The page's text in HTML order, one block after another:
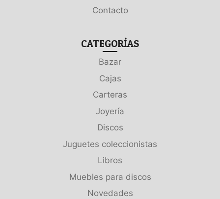
Contacto
CATEGORÍAS
Bazar
Cajas
Carteras
Joyería
Discos
Juguetes coleccionistas
Libros
Muebles para discos
Novedades